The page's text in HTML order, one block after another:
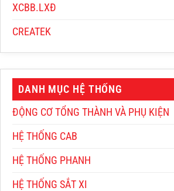
XCBB.LXĐ
CREATEK
DANH MỤC HỆ THỐNG
ĐỘNG CƠ TỔNG THÀNH VÀ PHỤ KIỆN
HỆ THỐNG CAB
HỆ THỐNG PHANH
HỆ THỐNG SẮT XI